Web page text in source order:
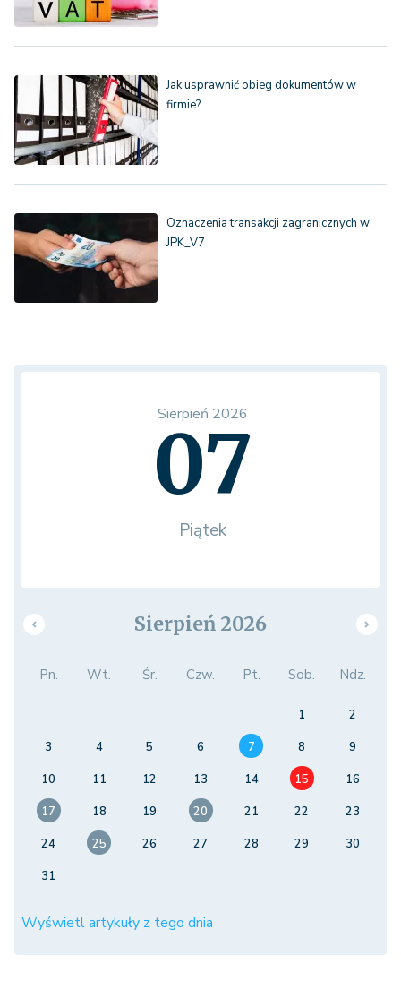
Jak usprawnić obieg dokumentów w
firmie?
Oznaczenia transakcji zagranicznych w
JPK_V7
Sierpień 2026
07
Piątek
Sierpień 2026
Pn. Wt. Śr. Czw. Pt. Sob. Ndz.
1
2
3
4 5 6 7 8
9
10
11 12 13 14 15
16
17
18 19 20 21 22
23
24
25 26 27 28 29
30
31
Wyświetl artykuły z tego dnia